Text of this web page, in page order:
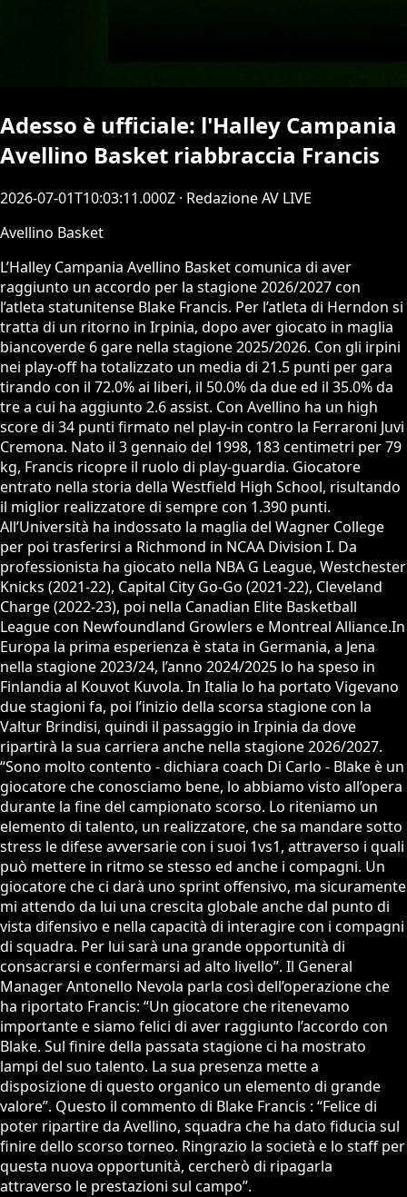
Adesso è ufficiale: l'Halley Campania
Avellino Basket riabbraccia Francis
2026-07-01T10:03:11.000Z · Redazione AV LIVE
Avellino Basket
L’Halley Campania Avellino Basket comunica di aver
raggiunto un accordo per la stagione 2026/2027 con
l’atleta statunitense Blake Francis. Per l’atleta di Herndon si
tratta di un ritorno in Irpinia, dopo aver giocato in maglia
biancoverde 6 gare nella stagione 2025/2026. Con gli irpini
nei play-off ha totalizzato un media di 21.5 punti per gara
tirando con il 72.0% ai liberi, il 50.0% da due ed il 35.0% da
tre a cui ha aggiunto 2.6 assist. Con Avellino ha un high
score di 34 punti firmato nel play-in contro la Ferraroni Juvi
Cremona. Nato il 3 gennaio del 1998, 183 centimetri per 79
kg, Francis ricopre il ruolo di play-guardia. Giocatore
entrato nella storia della Westfield High School, risultando
il miglior realizzatore di sempre con 1.390 punti.
All’Università ha indossato la maglia del Wagner College
per poi trasferirsi a Richmond in NCAA Division I. Da
professionista ha giocato nella NBA G League, Westchester
Knicks (2021-22), Capital City Go-Go (2021-22), Cleveland
Charge (2022-23), poi nella Canadian Elite Basketball
League con Newfoundland Growlers e Montreal Alliance.In
Europa la prima esperienza è stata in Germania, a Jena
nella stagione 2023/24, l’anno 2024/2025 lo ha speso in
Finlandia al Kouvot Kuvola. In Italia lo ha portato Vigevano
due stagioni fa, poi l’inizio della scorsa stagione con la
Valtur Brindisi, quindi il passaggio in Irpinia da dove
ripartirà la sua carriera anche nella stagione 2026/2027.
“Sono molto contento - dichiara coach Di Carlo - Blake è un
giocatore che conosciamo bene, lo abbiamo visto all’opera
durante la fine del campionato scorso. Lo riteniamo un
elemento di talento, un realizzatore, che sa mandare sotto
stress le difese avversarie con i suoi 1vs1, attraverso i quali
può mettere in ritmo se stesso ed anche i compagni. Un
giocatore che ci darà uno sprint offensivo, ma sicuramente
mi attendo da lui una crescita globale anche dal punto di
vista difensivo e nella capacità di interagire con i compagni
di squadra. Per lui sarà una grande opportunità di
consacrarsi e confermarsi ad alto livello”. Il General
Manager Antonello Nevola parla così dell’operazione che
ha riportato Francis: “Un giocatore che ritenevamo
importante e siamo felici di aver raggiunto l’accordo con
Blake. Sul finire della passata stagione ci ha mostrato
lampi del suo talento. La sua presenza mette a
disposizione di questo organico un elemento di grande
valore”. Questo il commento di Blake Francis : “Felice di
poter ripartire da Avellino, squadra che ha dato fiducia sul
finire dello scorso torneo. Ringrazio la società e lo staff per
questa nuova opportunità, cercherò di ripagarla
attraverso le prestazioni sul campo”.